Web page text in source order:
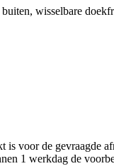
wisselbare
is voor de gevraagde
1 werkdag de